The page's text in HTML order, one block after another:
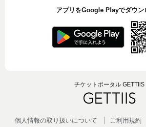
アプリをGoogle Playでダウン
チケットポータル GETTIIS
個人情報の取り扱いについて ご利用規約